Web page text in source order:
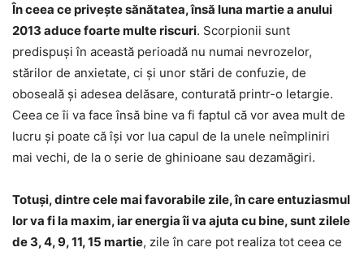
În ceea ce privește sănătatea, însă luna martie a anului
2013 aduce foarte multe riscuri. Scorpionii sunt
predispuși în această perioadă nu numai nevrozelor,
stărilor de anxietate, ci și unor stări de confuzie, de
oboseală și adesea delăsare, conturată printr-o letargie.
Ceea ce îi va face însă bine va fi faptul că vor avea mult de
lucru și poate că își vor lua capul de la unele neîmpliniri
mai vechi, de la o serie de ghinioane sau dezamăgiri.
Totuși, dintre cele mai favorabile zile, în care entuziasmul
lor va fi la maxim, iar energia îi va ajuta cu bine, sunt zilele
de 3, 4, 9, 11, 15 martie, zile în care pot realiza tot ceea ce